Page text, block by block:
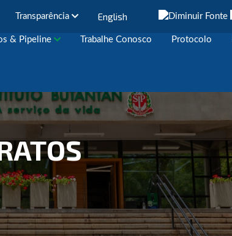
Transparência English
& Pipeline Trabalhe Conosco Protocolo